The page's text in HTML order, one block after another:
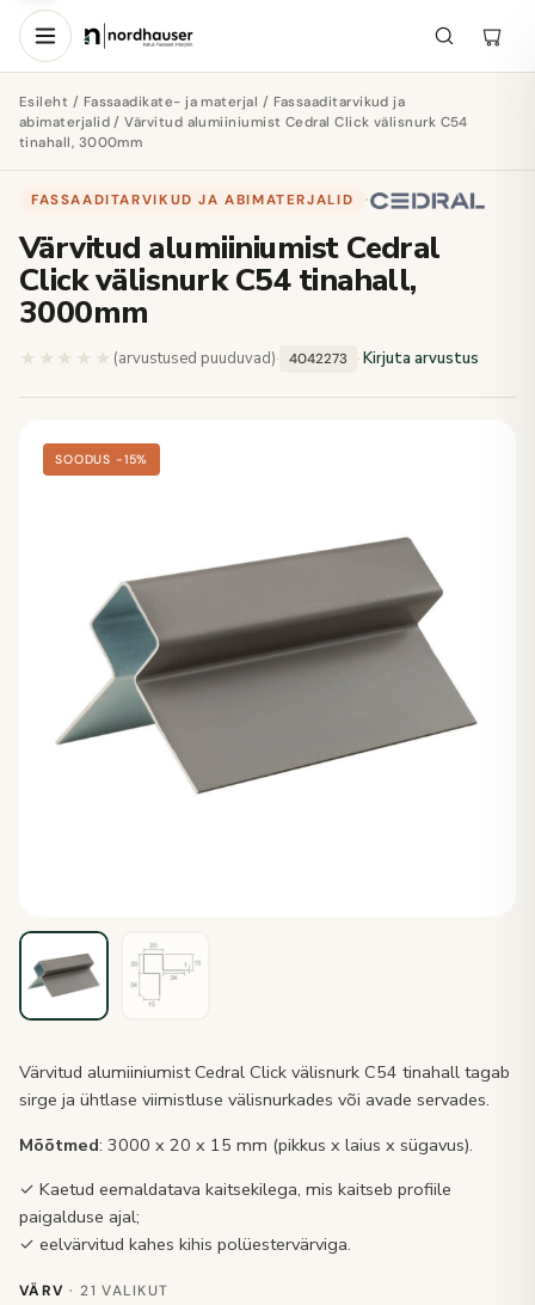
Esileht / Fassaadikate- ja materjal / Fassaaditarvikud ja
abimaterjalid/ Värvitud alumiiniumist Cedral Click välisnurk C54
tinahall, 3000mm
FASSAADITARVIKUD JA ABIMATERJALID ·
Värvitud alumiiniumist Cedral
Click välisnurk C54 tinahall,
3000mm
★★★★★ ★★★★★
(arvustused puuduvad)· 4042273 ·Kirjuta arvustus
SOODUS −15%
Värvitud alumiiniumist Cedral Click välisnurk C54 tinahall tagab
sirge ja ühtlase viimistluse välisnurkades või avade servades.
Mõõtmed: 3000 x 20 x 15 mm (pikkus x laius x sügavus).
✓ Kaetud eemaldatava kaitsekilega, mis kaitseb profiile
paigalduse ajal;
✓ eelvärvitud kahes kihis polüestervärviga.
VÄRV · 21 VALIKUT